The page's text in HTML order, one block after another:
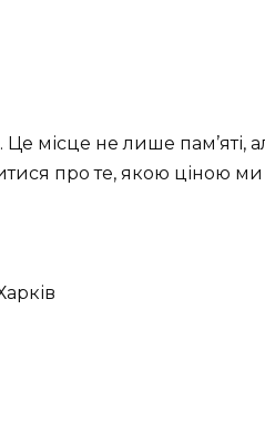
місце не лише пам’яті,
про те, якою ціною ми